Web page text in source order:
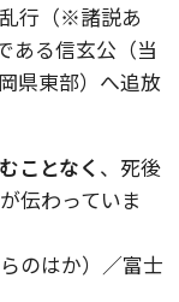
行（※諸説あ
ある信玄公（当
県東部）へ追放
ことなく、死後
伝わっていま
のはか）／富士